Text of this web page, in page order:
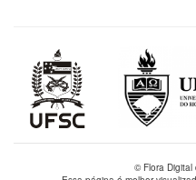
© Flora